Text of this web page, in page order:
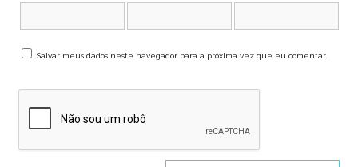
Salvar meus dados neste navegador para a próxima vez que eu comentar.